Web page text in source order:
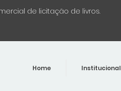
de licitação de livros.
Home Institucional